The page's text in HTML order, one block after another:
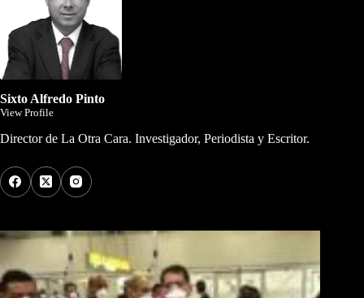
Sixto Alfredo Pinto
View Profile
Director de La Otra Cara. Investigador, Periodista y Escritor.